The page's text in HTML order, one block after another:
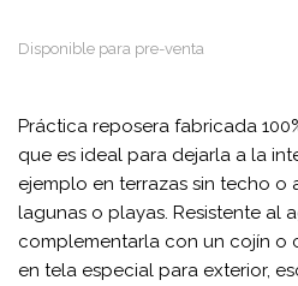
Disponible para pre-venta
Práctica reposera fabricada
que es ideal para dejarla a la
ejemplo en terrazas sin techo o
lagunas o playas. Resistente al
complementarla con un cojín o
en tela especial para exterior,